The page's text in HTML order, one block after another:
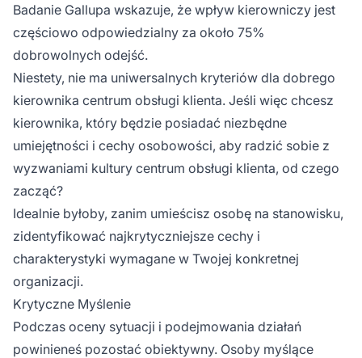
Badanie Gallupa wskazuje, że wpływ kierowniczy jest
częściowo odpowiedzialny za około 75%
dobrowolnych odejść.
Niestety, nie ma uniwersalnych kryteriów dla dobrego
kierownika centrum obsługi klienta. Jeśli więc chcesz
kierownika, który będzie posiadać niezbędne
umiejętności i cechy osobowości, aby radzić sobie z
wyzwaniami kultury centrum obsługi klienta, od czego
zacząć?
Idealnie byłoby, zanim umieścisz osobę na stanowisku,
zidentyfikować najkrytyczniejsze cechy i
charakterystyki wymagane w Twojej konkretnej
organizacji.
Krytyczne Myślenie
Podczas oceny sytuacji i podejmowania działań
powinieneś pozostać obiektywny. Osoby myślące